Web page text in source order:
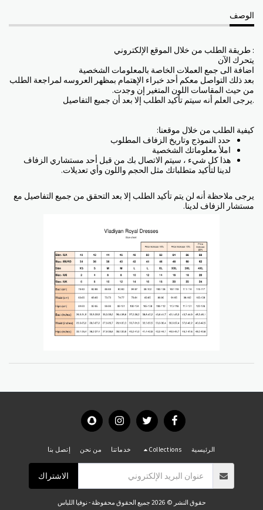
الوصف
: طريقة الطلب من خلال الموقع الإلكتروني
يتحرك الآن
اضافة الى جمع العملات الخاصة بالمعلومات الشخصية
بعد ذلك التواصل معكم أحد خبراء الإهتمام بمظهر العروسه لمراجعة الطلب
من حيث المقاسات اللون المتغير إن وجدت.
.يرجى العلم أنه سيتم تأكيد الطلب إلا بعد أن جميع التفاصيل
كيفية الطلب من خلال موقعنا:
حدد النموذج وتاريخ الزفاف المطلوب
املأ معلوماتك الشخصية
هذا كل شيء ، سيتم الاتصال بك من قبل أحد مستشاري الزفاف
لدينا لتأكيد متطلباتك مثل الحجم واللون وأي تعديلات.
يرجى ملاحظة أنه لن يتم تأكيد الطلب إلا بعد التحقق من جميع التفاصيل مع
مستشار الزفاف لدينا.
الرئيسية Collections خدماتنا من نحن إتصل بنا
الاشتراك
حقوق النشر © 2026 جميع الحقوق محفوظة - نوفيا اللباس